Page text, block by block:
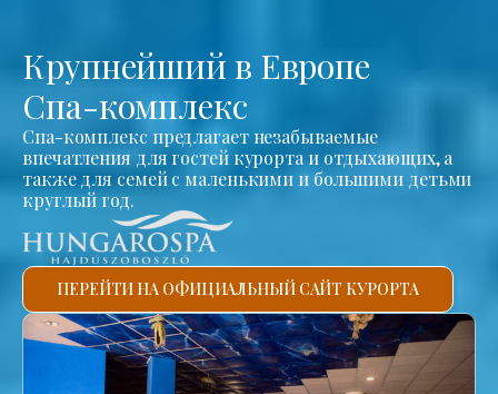
Крупнейший в Европе
Спа-комплекс
Спа-комплекс предлагает незабываемые
впечатления для гостей курорта и отдыхающих, а
также для семей с маленькими и большими детьми
круглый год.
ПЕРЕЙТИ НА ОФИЦИАЛЬНЫЙ САЙТ КУРОРТА